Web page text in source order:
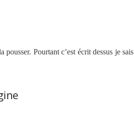
Pourtant c’est écrit dessus je sais